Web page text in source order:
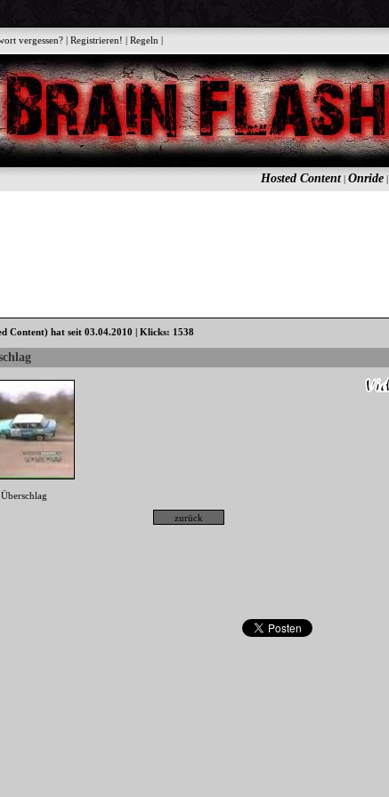
vergessen? |Registrieren! |Regeln |
Hosted Content| Onride|
Content) hat seit 03.04.2010 | Klicks: 1538
,Überschlag